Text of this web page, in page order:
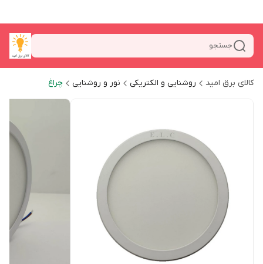
جستجو
کالای برق امید روشنایی و الکتریکی نور و روشنایی چراغ